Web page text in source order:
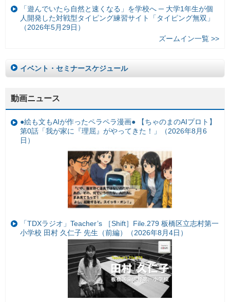
「遊んでいたら自然と速くなる」を学校へ ─ 大学1年生が個
人開発した対戦型タイピング練習サイト「タイピング無双」
（2026年5月29日）
ズームイン一覧 >>
イベント・セミナースケジュール
動画ニュース
●絵も文もAIが作ったペラペラ漫画● 【ちゃのまのAIプロト】
第0話「我が家に『理屈』がやってきた！」（2026年8月6
日）
「TDXラジオ」Teacher’s ［Shift］File.279 板橋区立志村第一
小学校 田村 久仁子 先生（前編）（2026年8月4日）